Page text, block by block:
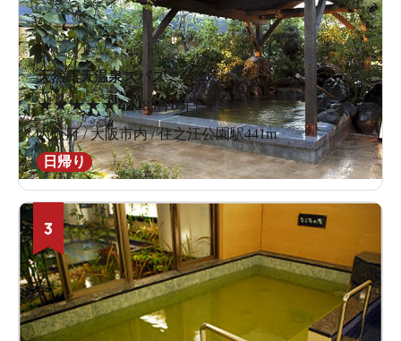
天然露天温泉スパスミノエ
★★★★★4.1283件の口コミ
大阪府 / 大阪市内 / 住之江公園駅441m
日帰り
3